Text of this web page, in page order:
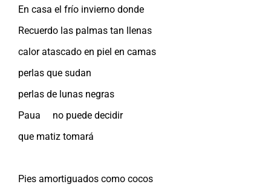
En casa el frío invierno donde
Recuerdo las palmas tan llenas
calor atascado en piel en camas
perlas que sudan
perlas de lunas negras
Paua no puede decidir
que matiz tomará
Pies amortiguados como cocos